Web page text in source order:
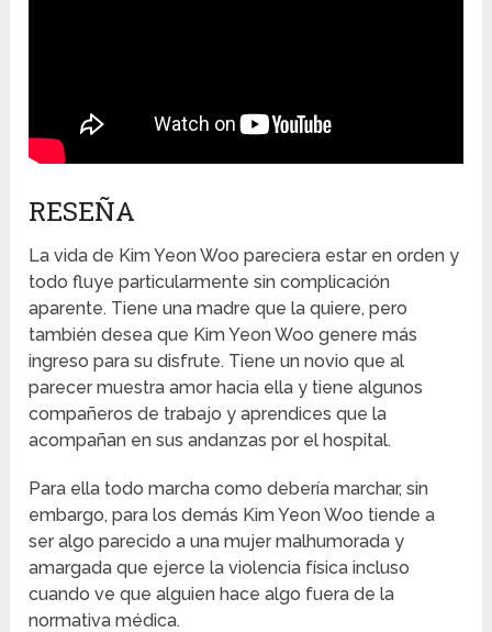
RESEÑA
La vida de Kim Yeon Woo pareciera estar en orden y
todo fluye particularmente sin complicación
aparente. Tiene una madre que la quiere, pero
también desea que Kim Yeon Woo genere más
ingreso para su disfrute. Tiene un novio que al
parecer muestra amor hacia ella y tiene algunos
compañeros de trabajo y aprendices que la
acompañan en sus andanzas por el hospital.
Para ella todo marcha como debería marchar, sin
embargo, para los demás Kim Yeon Woo tiende a
ser algo parecido a una mujer malhumorada y
amargada que ejerce la violencia física incluso
cuando ve que alguien hace algo fuera de la
normativa médica.